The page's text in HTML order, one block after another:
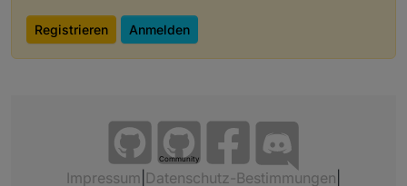
Registrieren Anmelden
Community
Impressum Datenschutz-Bestimmungen